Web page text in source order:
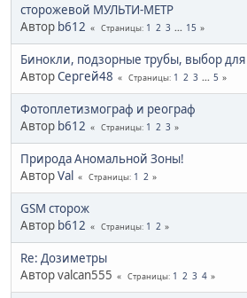
сторожевой МУЛЬТИ-МЕТР
Автор b612 Страницы 1 2 3 ... 15
Бинокли, подзорные трубы, выбор
АвторСергей48 Страницы 1 2 3 ... 5
Фотоплетизмограф и реограф
Автор b612 Страницы 1 2 3
Природа Аномальной Зоны!
АвторVal Страницы 1 2
GSM сторож
Автор b612 Страницы 1 2
Re: Дозиметры
Автор valcan555
Страницы 1 2 3 4